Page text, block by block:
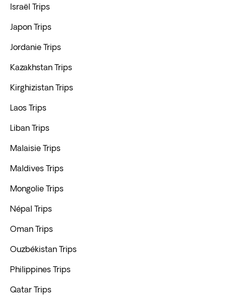
Israël Trips
Japon Trips
Jordanie Trips
Kazakhstan Trips
Kirghizistan Trips
Laos Trips
Liban Trips
Malaisie Trips
Maldives Trips
Mongolie Trips
Népal Trips
Oman Trips
Ouzbékistan Trips
Philippines Trips
Qatar Trips